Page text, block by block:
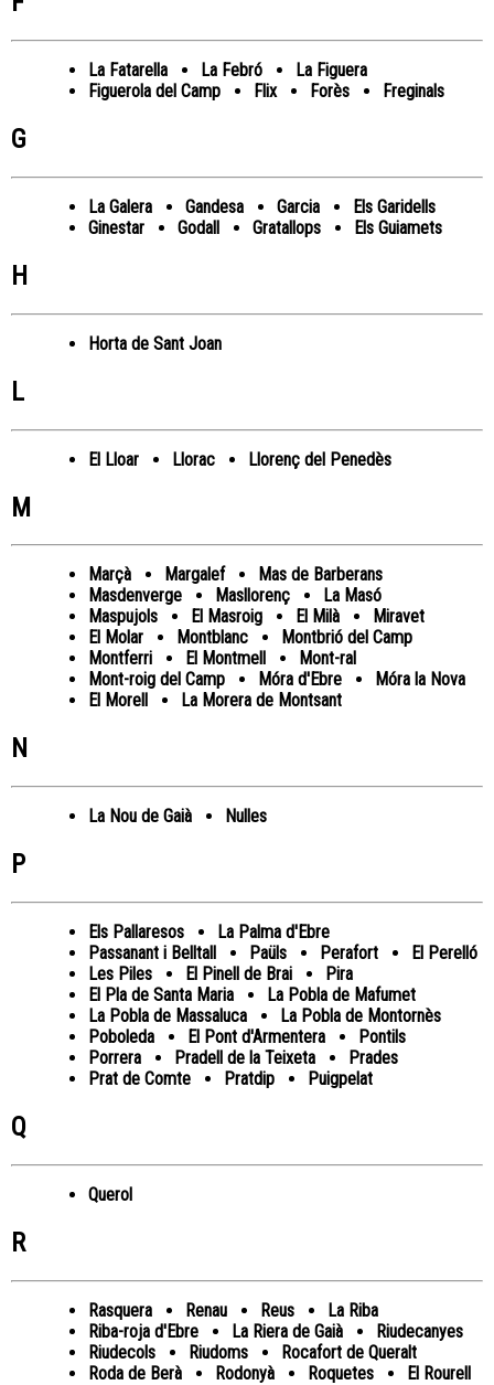
La Fatarella La Febró
La Figuera
Figuerola del Camp
Flix Forès Freginals
G
La Galera Gandesa Garcia
Els Garidells
Ginestar
Godall Gratallops Els Guiamets
H
Horta de Sant Joan
L
El Lloar Llorac Llorenç del Penedès
M
Marçà Margalef
Mas de Barberans
Masdenverge
Masllorenç
La Masó
Maspujols
El Masroig El Milà
Miravet
El Molar
Montblanc
Montbrió del Camp
Montferri
El Montmell
Mont-ral
Mont-roig del Camp
Móra d'Ebre
Móra la Nova
El Morell
La Morera de Montsant
N
La Nou de Gaià Nulles
P
Els Pallaresos
La Palma d'Ebre
Passanant i Belltall
Paüls Perafort
El Perelló
Les Piles
El Pinell de Brai
Pira
El Pla de Santa Maria
La Pobla de Mafumet
La Pobla de Massaluca
La Pobla de Montornès
Poboleda
El Pont d'Armentera
Pontils
Porrera
Pradell de la Teixeta
Prades
Prat de Comte
Pratdip Puigpelat
Q
Querol
R
Rasquera Renau Reus
La Riba
Riba-roja d'Ebre
La Riera de Gaià
Riudecanyes
Riudecols
Riudoms
Rocafort de Queralt
Roda de Berà
Rodonyà Roquetes El Rourell